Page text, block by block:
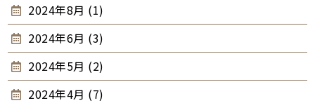
2024年8月 (1)
2024年6月 (3)
2024年5月 (2)
2024年4月 (7)